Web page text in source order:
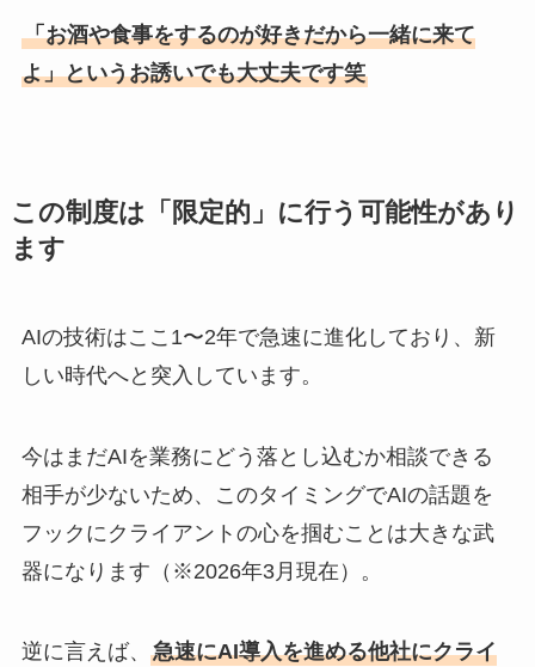
「お酒や食事をするのが好きだから一緒に来て
よ」というお誘いでも大丈夫です笑
この制度は「限定的」に行う可能性があり
ます
AIの技術はここ1〜2年で急速に進化しており、新
しい時代へと突入しています。
今はまだAIを業務にどう落とし込むか相談できる
相手が少ないため、このタイミングでAIの話題を
フックにクライアントの心を掴むことは大きな武
器になります（※2026年3月現在）。
逆に言えば、 急速にAI導入を進める他社にクライ